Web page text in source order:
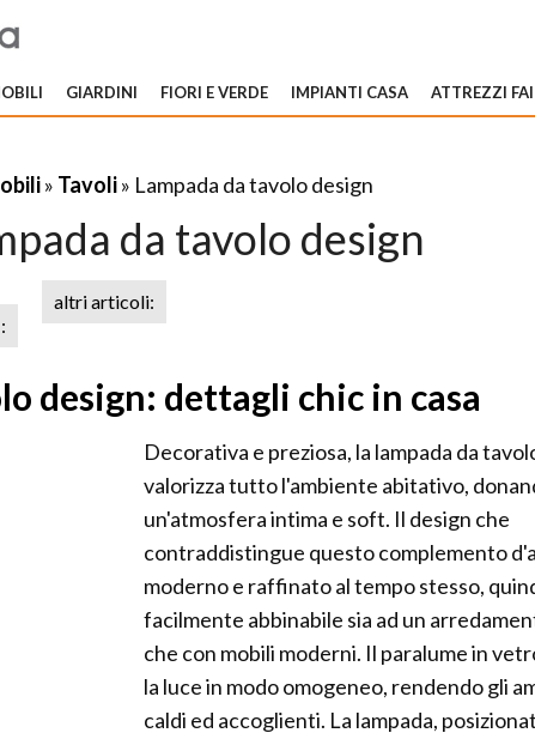
GIARDINI FIORI E VERDE IMPIANTI CASA ATTREZZI
» Tavoli» Lampada da tavolo design
da tavolo design
altri articoli:
design: dettagli chic in casa
Decorativa e preziosa, la lampada da
valorizza tutto l'ambiente abitativo,
un'atmosfera intima e soft. Il design che
contraddistingue questo complemento
moderno e raffinato al tempo stesso,
facilmente abbinabile sia ad un
che con mobili moderni. Il paralume in
la luce in modo omogeneo, rendendo gli
caldi ed accoglienti. La lampada,